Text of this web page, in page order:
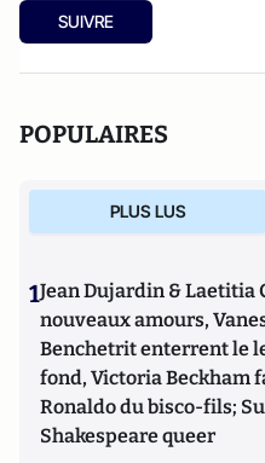
2007),L'Individualisme
2010),Jeunesses à l'abandon
SUIVRE
POPULAIRES
PLUS LUS
1Jean Dujardin & Laetitia
nouveaux amours,
Benchetrit enterrent le
fond, Victoria Beckham
Ronaldo du bisco-fils;
Shakespeare queer